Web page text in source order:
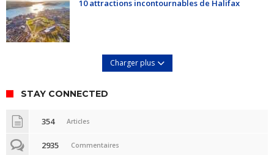
10 attractions incontournables de Halifax
Charger plus
STAY CONNECTED
354 Articles
2935 Commentaires